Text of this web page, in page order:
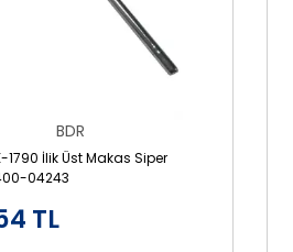
BDR
1790 İlik Üst Makas Siper
04243
TL